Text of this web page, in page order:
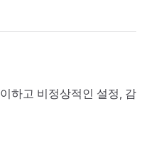
하고 비정상적인 설정, 감